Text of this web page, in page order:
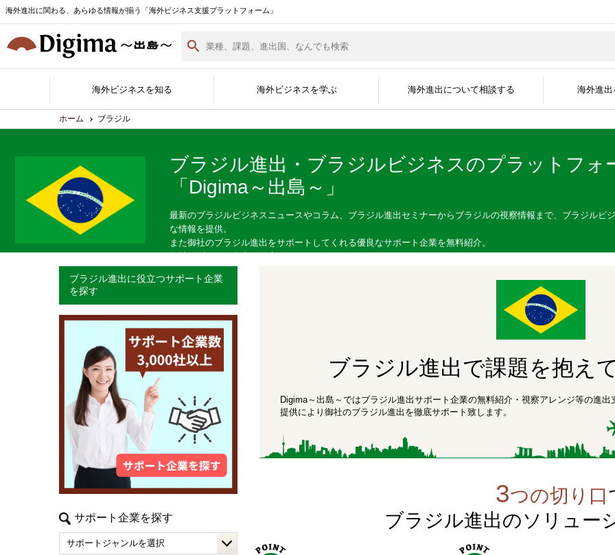
海外進出に関わる、あらゆる情報が揃う「海外ビジネス支援プラットフォーム」
海外ビジネスを知る
各国の最新情報 海外ビジネスノウハウ 海外ビジネスコラム
海外ビジネスを学ぶ
Digima Library
資料ダウンロード
海外進出白書
（最新版）
無料会員登録
海外進出について相談する
無料相談窓口 サポート企業一覧 サポートジャンル
海外進
サポート企業ができること サポート企業の登録・詳細 資料掲載について
Digimaとは 海外イベント実績紹介 メディア掲載実績
ホーム ブラジル
ブラジル進出・ブラジルビジネスのプラットフォ
「Digima～出島～」
最新のブラジルビジネスニュースやコラム、ブラジル進出セミナーからブラジルの視察情報まで、ブラジルビ
な情報を提供。
また御社のブラジル進出をサポートしてくれる優良なサポート企業を無料紹介。
ブラジル進出で課題を抱え
Digima～出島～ではブラジル進出サポート企業の無料紹介・視察アレンジ等の進
提供により御社のブラジル進出を徹底サポート致します。
3つの切り口
ブラジル進出のソリュー
ブラジル進出に役立つサポート企業
を探す
サポート企業を探す